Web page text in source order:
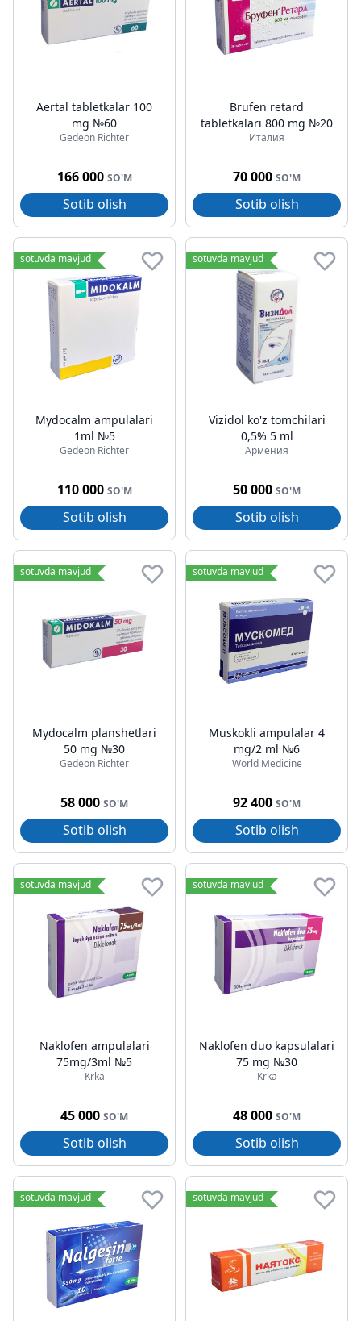
Aertal tabletkalar 100
mg №60
Gedeon Richter
166 000 SO'M
Sotib olish
Brufen retard
tabletkalari 800 mg №20
Италия
70 000 SO'M
Sotib olish
sotuvda mavjud
Mydocalm ampulalari
1ml №5
Gedeon Richter
110 000 SO'M
Sotib olish
sotuvda mavjud
Vizidol ko'z tomchilari
0,5% 5 ml
Армения
50 000 SO'M
Sotib olish
sotuvda mavjud
Mydocalm planshetlari
50 mg №30
Gedeon Richter
58 000 SO'M
Sotib olish
sotuvda mavjud
Muskokli ampulalar 4
mg/2 ml №6
World Medicine
92 400 SO'M
Sotib olish
sotuvda mavjud
Naklofen ampulalari
75mg/3ml №5
Krka
45 000 SO'M
Sotib olish
sotuvda mavjud
Naklofen duo kapsulalari
75 mg №30
Krka
48 000 SO'M
Sotib olish
sotuvda mavjud sotuvda mavjud